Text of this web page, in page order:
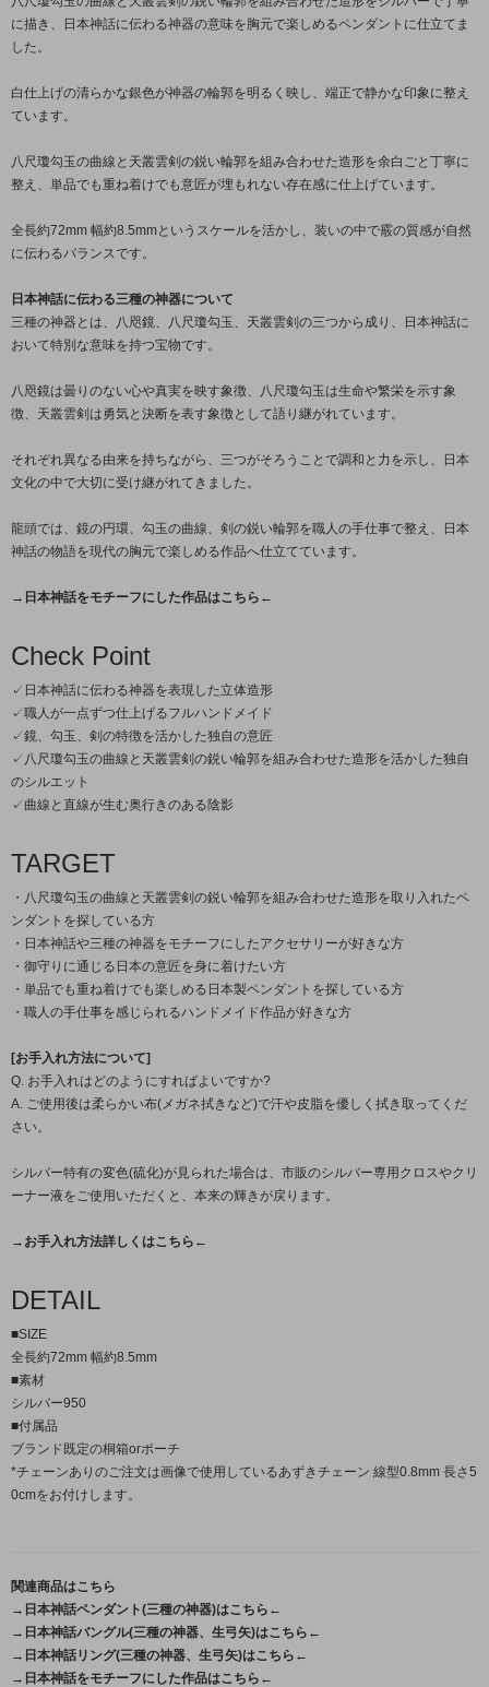
に描き、日本神話に伝わる神器の意味を胸元で楽しめるペンダントに仕立てま
した。
白仕上げの清らかな銀色が神器の輪郭を明るく映し、端正で静かな印象に整え
ています。
八尺瓊勾玉の曲線と天叢雲剣の鋭い輪郭を組み合わせた造形を余白ごと丁寧に
整え、単品でも重ね着けでも意匠が埋もれない存在感に仕上げています。
全長約72mm 幅約8.5mmというスケールを活かし、装いの中で霰の質感が自然
に伝わるバランスです。
日本神話に伝わる三種の神器について
三種の神器とは、八咫鏡、八尺瓊勾玉、天叢雲剣の三つから成り、日本神話に
おいて特別な意味を持つ宝物です。
八咫鏡は曇りのない心や真実を映す象徴、八尺瓊勾玉は生命や繁栄を示す象
徴、天叢雲剣は勇気と決断を表す象徴として語り継がれています。
それぞれ異なる由来を持ちながら、三つがそろうことで調和と力を示し、日本
文化の中で大切に受け継がれてきました。
龍頭では、鏡の円環、勾玉の曲線、剣の鋭い輪郭を職人の手仕事で整え、日本
神話の物語を現代の胸元で楽しめる作品へ仕立てています。
→日本神話をモチーフにした作品はこちら←
Check Point
✓日本神話に伝わる神器を表現した立体造形
✓職人が一点ずつ仕上げるフルハンドメイド
✓鏡、勾玉、剣の特徴を活かした独自の意匠
✓八尺瓊勾玉の曲線と天叢雲剣の鋭い輪郭を組み合わせた造形を活かした独自
のシルエット
✓曲線と直線が生む奥行きのある陰影
TARGET
・八尺瓊勾玉の曲線と天叢雲剣の鋭い輪郭を組み合わせた造形を取り入れたペ
ンダントを探している方
・日本神話や三種の神器をモチーフにしたアクセサリーが好きな方
・御守りに通じる日本の意匠を身に着けたい方
・単品でも重ね着けでも楽しめる日本製ペンダントを探している方
・職人の手仕事を感じられるハンドメイド作品が好きな方
[お手入れ方法について]
Q. お手入れはどのようにすればよいですか?
A. ご使用後は柔らかい布(メガネ拭きなど)で汗や皮脂を優しく拭き取ってくだ
さい。
シルバー特有の変色(硫化)が見られた場合は、市販のシルバー専用クロスやクリ
ーナー液をご使用いただくと、本来の輝きが戻ります。
→お手入れ方法詳しくはこちら←
DETAIL
■SIZE
全長約72mm 幅約8.5mm
■素材
シルバー950
■付属品
ブランド既定の桐箱orポーチ
*チェーンありのご注文は画像で使用しているあずきチェーン 線型0.8mm 長さ5
0cmをお付けします。
関連商品はこちら
→日本神話ペンダント(三種の神器)はこちら←
→日本神話バングル(三種の神器、生弓矢)はこちら←
→日本神話リング(三種の神器、生弓矢)はこちら←
→日本神話をモチーフにした作品はこちら←